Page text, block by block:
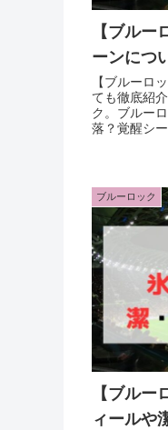
【ブル
ーンにつ
【ブルーロ
ても徹底紹
ク。ブルー
落？覚醒シ
ブルーロック
【ブル
ィールや